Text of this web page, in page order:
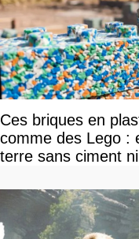
Ces briques en
comme des Lego :
terre sans ciment